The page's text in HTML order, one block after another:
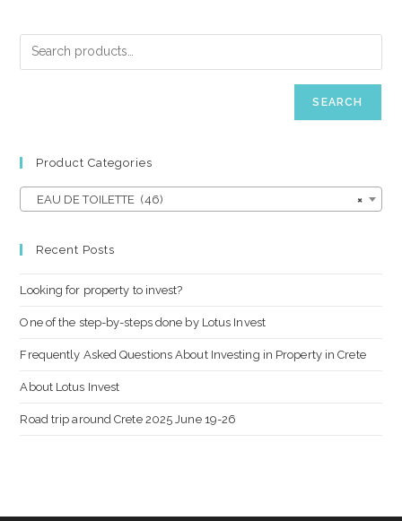
SEARCH
Product Categories
×
EAU DE TOILETTE (46)
Recent Posts
Looking for property to invest?
One of the step-by-steps done by Lotus Invest
Frequently Asked Questions About Investing in Property in Crete
About Lotus Invest
Road trip around Crete 2025 June 19-26